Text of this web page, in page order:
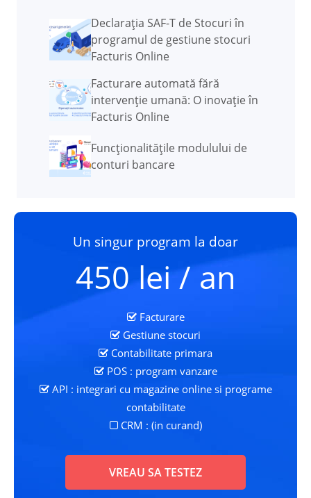
Declarația SAF-T de Stocuri în
programul de gestiune stocuri
Facturis Online
Facturare automată fără
intervenție umană: O inovație în
Facturis Online
Funcţionalităţile modulului de
conturi bancare
Un singur program la doar
450 lei / an
Facturare
Gestiune stocuri
Contabilitate primara
POS : program vanzare
API : integrari cu magazine online si programe
contabilitate
CRM : (in curand)
VREAU SA TESTEZ